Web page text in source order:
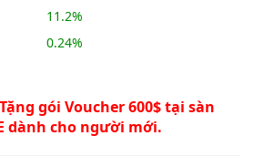
11.2%
0.24%
gói Voucher 600$ tại sàn
dành cho người mới.